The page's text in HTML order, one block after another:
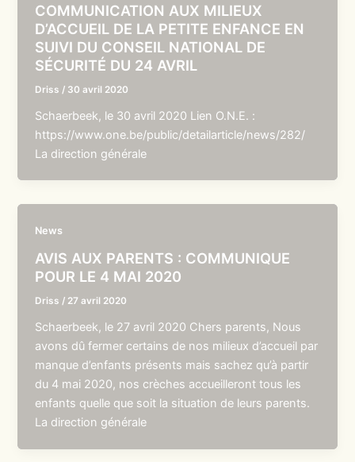
COMMUNICATION AUX MILIEUX
D’ACCUEIL DE LA PETITE ENFANCE EN
SUIVI DU CONSEIL NATIONAL DE
SÉCURITÉ DU 24 AVRIL
Driss / 30 avril 2020
Schaerbeek, le 30 avril 2020 Lien O.N.E. :
https://www.one.be/public/detailarticle/news/282/
La direction générale
News
AVIS AUX PARENTS : COMMUNIQUE
POUR LE 4 MAI 2020
Driss / 27 avril 2020
Schaerbeek, le 27 avril 2020 Chers parents, Nous
avons dû fermer certains de nos milieux d’accueil par
manque d’enfants présents mais sachez qu’à partir
du 4 mai 2020, nos crèches accueilleront tous les
enfants quelle que soit la situation de leurs parents.
La direction générale